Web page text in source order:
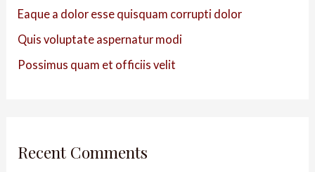
Eaque a dolor esse quisquam corrupti dolor
Quis voluptate aspernatur modi
Possimus quam et officiis velit
Recent Comments